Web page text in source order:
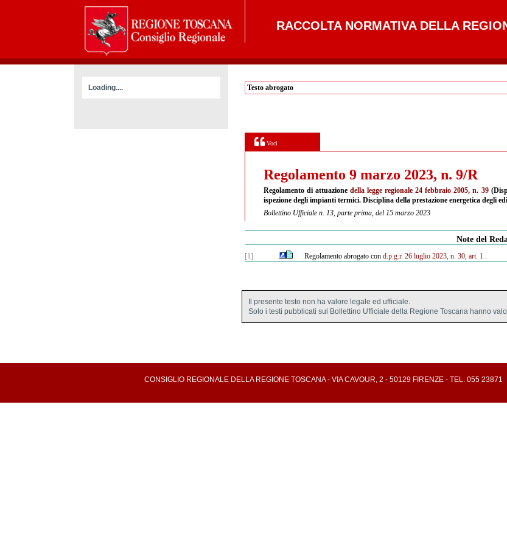
RACCOLTA NORMATIVA DELLA
Loading.... Testo abrogato
Voci
Regolamento 9 marzo 2023, n. 9/R
Regolamento di attuazionedella legge regionale 24 febbraio 2005, n. 39
ispezione degli impianti termici. Disciplina della prestazione energetica degli
Bollettino Ufficiale n. 13, parte prima, del 15 marzo 2023
Note del
[1] Regolamento abrogato con d.p.g.r. 26 luglio 2023, n. 30, art. 1
Il presente testo non ha valore legale ed ufficiale.
Solo i testi pubblicati sul Bollettino Ufficiale della Regione Toscana hanno
CONSIGLIO REGIONALE DELLA REGIONE TOSCANA - VIA CAVOUR, 2 - 50129 FIRENZE - TEL. 055 23871